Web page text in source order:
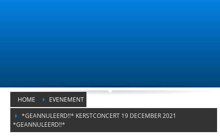
HOME
EVENEMENT
*GEANNULEERD!!* KERSTCONCERT 19 DECEMBER 2021
*GEANNULEERD!!*